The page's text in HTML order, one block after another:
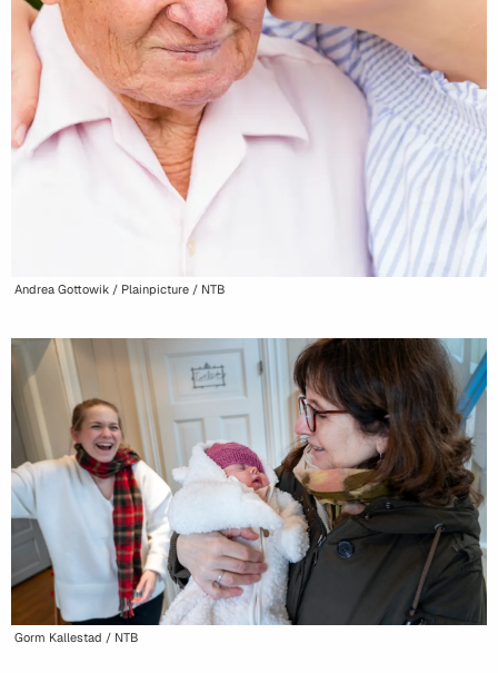
Andrea Gottowik / Plainpicture / NTB
Gorm Kallestad / NTB